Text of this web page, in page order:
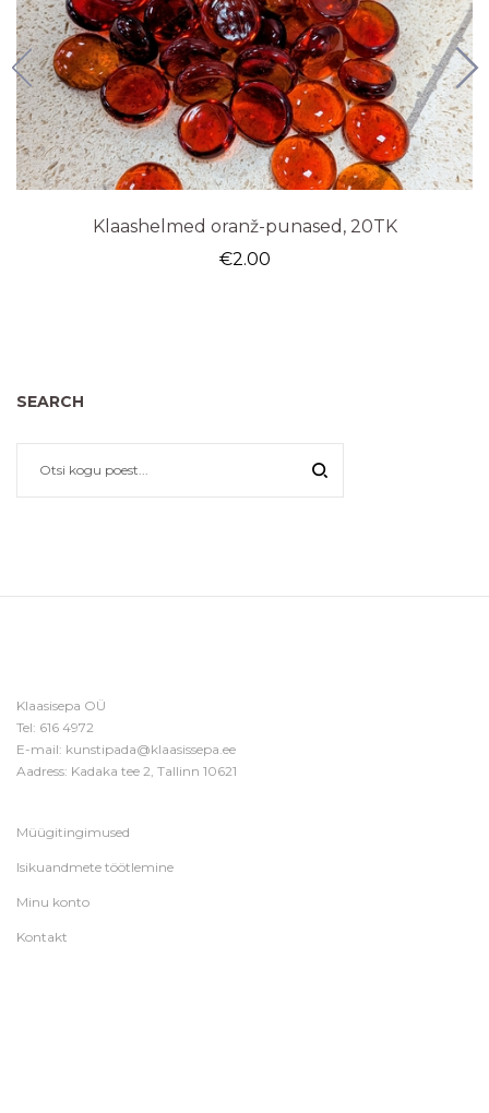
Klaashelmed oranž-punased, 20TK
€2.00
SEARCH
Klaasisepa OÜ
Tel: 616 4972
E-mail: kunstipada@klaasissepa.ee
Aadress: Kadaka tee 2, Tallinn 10621
Müügitingimused
Isikuandmete töötlemine
Minu konto
Kontakt